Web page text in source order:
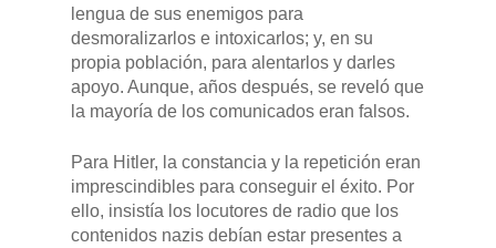
lengua de sus enemigos para
desmoralizarlos e intoxicarlos; y, en su
propia población, para alentarlos y darles
apoyo. Aunque, años después, se reveló que
la mayoría de los comunicados eran falsos.
Para Hitler, la constancia y la repetición eran
imprescindibles para conseguir el éxito. Por
ello, insistía los locutores de radio que los
contenidos nazis debían estar presentes a